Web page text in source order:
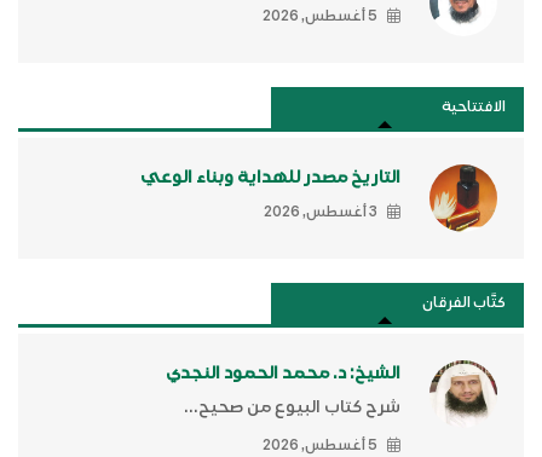
5 أغسطس, 2026
الافتتاحية
التاريخ مصدر للهداية وبناء الوعي
3 أغسطس, 2026
كتَّاب الفرقان
الشيخ: د. محمد الحمود النجدي
شرح كتاب البيوع من صحيح...
5 أغسطس, 2026